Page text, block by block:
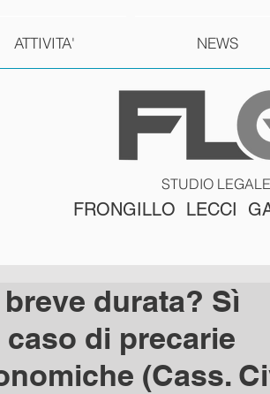
ATTIVITA' NEWS
STUDIO LEGALE
FRONGILLO LECCI
durata? Sì
caso di precarie
(Cass.